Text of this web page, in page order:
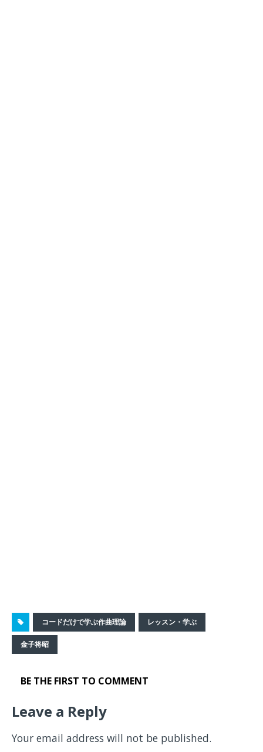
コードだけで学ぶ作曲理論 レッスン・学ぶ
金子将昭
BE THE FIRST TO COMMENT
Leave a Reply
Your email address will not be published.